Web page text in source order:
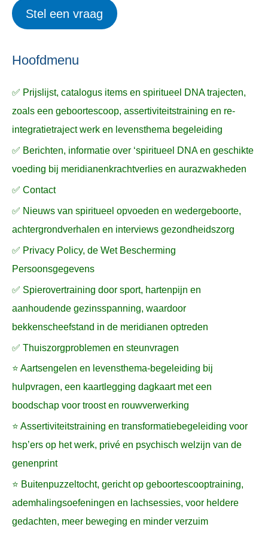
e
n
k
a
r
:
Stel een vraag
Hoofdmenu
✅ Prijslijst, catalogus items en spiritueel DNA trajecten,
zoals een geboortescoop, assertiviteitstraining en re-
integratietraject werk en levensthema begeleiding
✅ Berichten, informatie over ‘spiritueel DNA en geschikte
voeding bij meridianenkrachtverlies en aurazwakheden
✅ Contact
✅ Nieuws van spiritueel opvoeden en wedergeboorte,
achtergrondverhalen en interviews gezondheidszorg
✅ Privacy Policy, de Wet Bescherming
Persoonsgegevens
✅ Spierovertraining door sport, hartenpijn en
aanhoudende gezinsspanning, waardoor
bekkenscheefstand in de meridianen optreden
✅ Thuiszorgproblemen en steunvragen
⭐ Aartsengelen en levensthema-begeleiding bij
hulpvragen, een kaartlegging dagkaart met een
boodschap voor troost en rouwverwerking
⭐ Assertiviteitstraining en transformatiebegeleiding voor
hsp’ers op het werk, privé en psychisch welzijn van de
genenprint
⭐ Buitenpuzzeltocht, gericht op geboortescooptraining,
ademhalingsoefeningen en lachsessies, voor heldere
gedachten, meer beweging en minder verzuim
p
n